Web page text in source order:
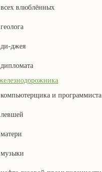
влюблённых
джея
и программиста